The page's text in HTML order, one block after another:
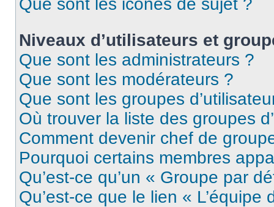
Que sont les icônes de sujet ?
Niveaux d’utilisateurs et
Que sont les administrateurs ?
Que sont les modérateurs ?
Que sont les groupes
Où trouver la liste des groupes
Comment devenir chef de
Pourquoi certains membres
Qu’est-ce qu’un « Groupe par
Qu’est-ce que le lien « L’équipe